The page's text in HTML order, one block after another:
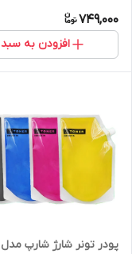
749,000
افزودن به سبد